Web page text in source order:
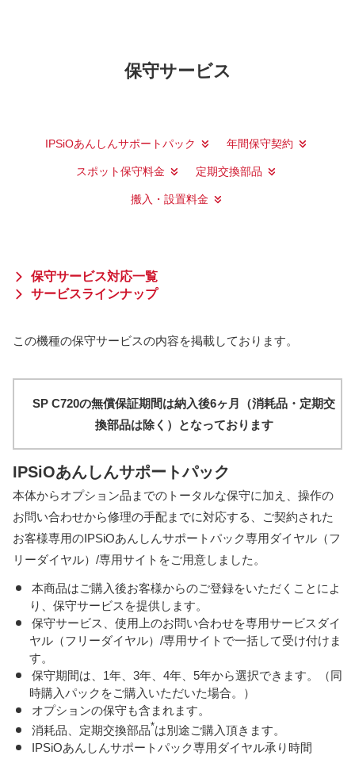
保守サービス
IPSiOあんしんサポートパック 年間保守契約
スポット保守料金 定期交換部品
搬入・設置料金
保守サービス対応一覧
サービスラインナップ
この機種の保守サービスの内容を掲載しております。
SP C720の無償保証期間は納入後6ヶ月（消耗品・定期交
換部品は除く）となっております
IPSiOあんしんサポートパック
本体からオプション品までのトータルな保守に加え、操作の
お問い合わせから修理の手配までに対応する、ご契約された
お客様専用のIPSiOあんしんサポートパック専用ダイヤル（フ
リーダイヤル）/専用サイトをご用意しました。
本商品はご購入後お客様からのご登録をいただくことによ
り、保守サービスを提供します。
保守サービス、使用上のお問い合わせを専用サービスダイ
ヤル（フリーダイヤル）/専用サイトで一括して受け付けま
す。
保守期間は、1年、3年、4年、5年から選択できます。（同
時購入パックをご購入いただいた場合。）
オプションの保守も含まれます。
消耗品、定期交換部品*は別途ご購入頂きます。
IPSiOあんしんサポートパック専用ダイヤル承り時間